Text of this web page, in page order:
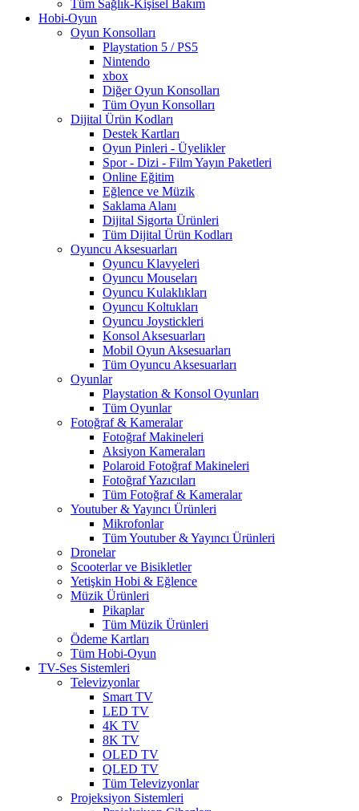
Tüm Sağlık-Kişisel Bakım
Hobi-Oyun
Oyun Konsolları
Playstation 5 / PS5
Nintendo
xbox
Diğer Oyun Konsolları
Tüm Oyun Konsolları
Dijital Ürün Kodları
Destek Kartları
Oyun Pinleri - Üyelikler
Spor - Dizi - Film Yayın Paketleri
Online Eğitim
Eğlence ve Müzik
Saklama Alanı
Dijital Sigorta Ürünleri
Tüm Dijital Ürün Kodları
Oyuncu Aksesuarları
Oyuncu Klavyeleri
Oyuncu Mouseları
Oyuncu Kulaklıkları
Oyuncu Koltukları
Oyuncu Joystickleri
Konsol Aksesuarları
Mobil Oyun Aksesuarları
Tüm Oyuncu Aksesuarları
Oyunlar
Playstation & Konsol Oyunları
Tüm Oyunlar
Fotoğraf & Kameralar
Fotoğraf Makineleri
Aksiyon Kameraları
Polaroid Fotoğraf Makineleri
Fotoğraf Yazıcıları
Tüm Fotoğraf & Kameralar
Youtuber & Yayıncı Ürünleri
Mikrofonlar
Tüm Youtuber & Yayıncı Ürünleri
Dronelar
Scooterlar ve Bisikletler
Yetişkin Hobi & Eğlence
Müzik Ürünleri
Pikaplar
Tüm Müzik Ürünleri
Ödeme Kartları
Tüm Hobi-Oyun
TV-Ses Sistemleri
Televizyonlar
Smart TV
LED TV
4K TV
8K TV
OLED TV
QLED TV
Tüm Televizyonlar
Projeksiyon Sistemleri